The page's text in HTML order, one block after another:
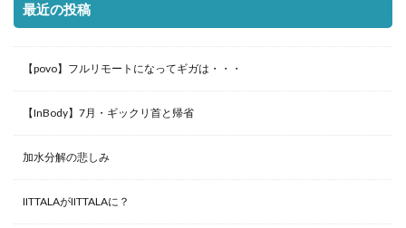
最近の投稿
【povo】フルリモートになってギガは・・・
【InBody】7月・ギックリ首と帰省
加水分解の悲しみ
IITTALAがIITTALAに？